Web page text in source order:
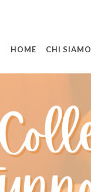
HOME CHI SIAMO